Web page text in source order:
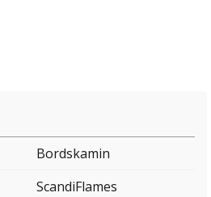
Bordskamin
ScandiFlames